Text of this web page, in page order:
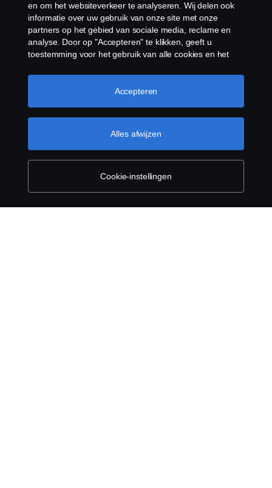
en om het websiteverkeer te analyseren. Wij delen ook
informatie over uw gebruik van onze site met onze
partners op het gebied van sociale media, reclame en
analyse. Door op "Accepteren" te klikken, geeft u
toestemming voor het gebruik van alle cookies en het
door op "Cookie Instellingen" te klikken en de
categorieën te selecteren die u wilt accepteren. Voor een
Meer informatie over uw privacy
Cookie-instellingen
Alles afwijzen
Accepteren